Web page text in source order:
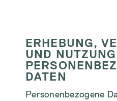
ERHEBUNG,
UND
DATEN
Personenbezogene